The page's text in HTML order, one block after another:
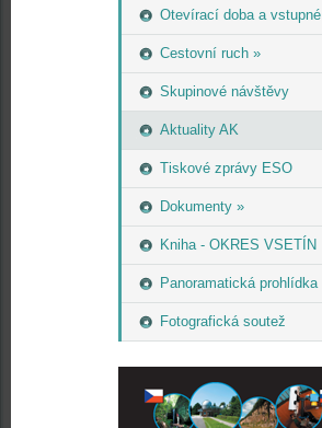
Otevírací doba a vstupné
Cestovní ruch »
Skupinové návštěvy
Aktuality AK
Tiskové zprávy ESO
Dokumenty »
Kniha - OKRES VSETÍN
Panoramatická prohlídka
Fotografická soutež